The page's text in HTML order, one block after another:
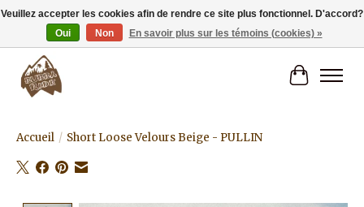
Livraison gratuite à partir de 80€.
Panier
Accueil / Short Loose Velours Beige - PULLIN
Veuillez accepter les cookies afin de rendre ce site plus fonctionnel. D'accord?
Oui
Non En savoir plus sur les témoins (cookies) »